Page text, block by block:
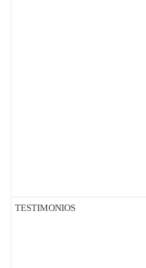
TESTIMONIOS